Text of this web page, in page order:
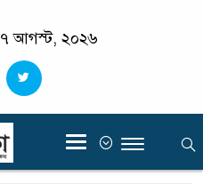
৭ আগস্ট, ২০২৬
‍